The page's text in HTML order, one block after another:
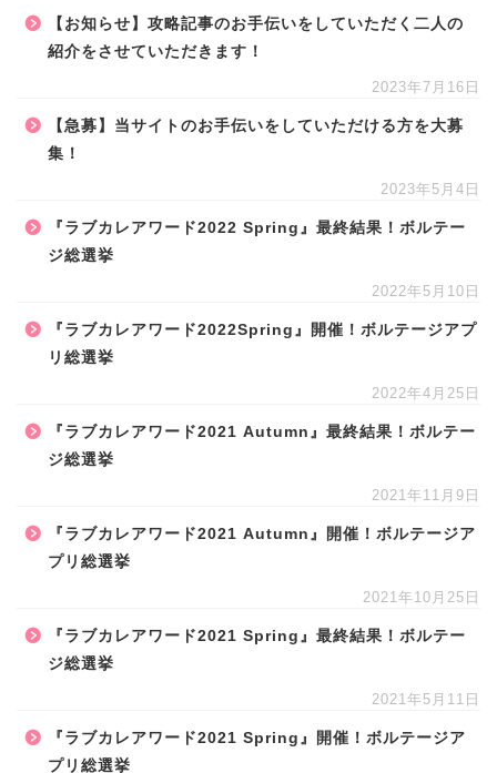
【お知らせ】攻略記事のお手伝いをしていただく二人の
紹介をさせていただきます！
2023年7月16日
【急募】当サイトのお手伝いをしていただける方を大募
集！
2023年5月4日
『ラブカレアワード2022 Spring』最終結果！ボルテー
ジ総選挙
2022年5月10日
『ラブカレアワード2022Spring』開催！ボルテージアプ
リ総選挙
2022年4月25日
『ラブカレアワード2021 Autumn』最終結果！ボルテー
ジ総選挙
2021年11月9日
『ラブカレアワード2021 Autumn』開催！ボルテージア
プリ総選挙
2021年10月25日
『ラブカレアワード2021 Spring』最終結果！ボルテー
ジ総選挙
2021年5月11日
『ラブカレアワード2021 Spring』開催！ボルテージア
プリ総選挙